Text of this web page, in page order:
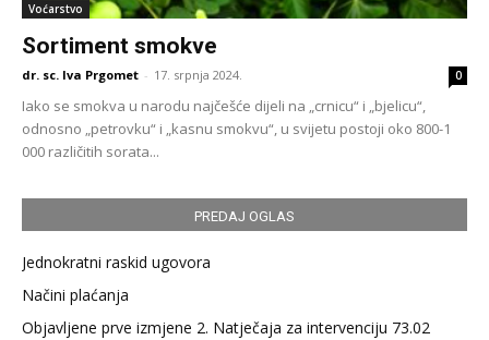
Voćarstvo
Sortiment smokve
dr. sc. Iva Prgomet - 17. srpnja 2024. 0
Iako se smokva u narodu najčešće dijeli na „crnicu“ i „bjelicu“,
odnosno „petrovku“ i „kasnu smokvu“, u svijetu postoji oko 800-1
000 različitih sorata...
PREDAJ OGLAS
Jednokratni raskid ugovora
Načini plaćanja
Objavljene prve izmjene 2. Natječaja za intervenciju 73.02